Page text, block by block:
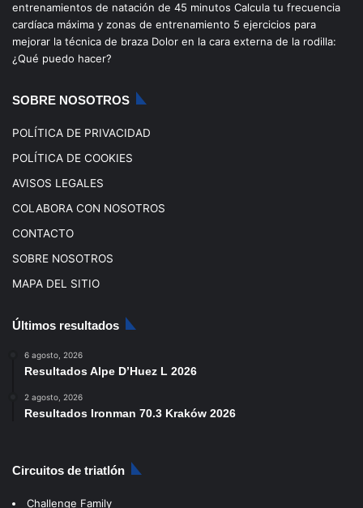
o
b
g
k
entrenamientos de natación de 45 minutos Calcula tu frecuencia
cardíaca máxima y zonas de entrenamiento 5 ejercicios para
mejorar la técnica de braza Dolor en la cara externa de la rodilla:
¿Qué puedo hacer?
SOBRE NOSOTROS
POLÍTICA DE PRIVACIDAD
POLÍTICA DE COOKIES
AVISOS LEGALES
COLABORA CON NOSOTROS
CONTACTO
SOBRE NOSOTROS
MAPA DEL SITIO
Últimos resultados
6 agosto, 2026
Resultados Alpe D’Huez L 2026
2 agosto, 2026
Resultados Ironman 70.3 Kraków 2026
Circuitos de triatlón
Challenge Family